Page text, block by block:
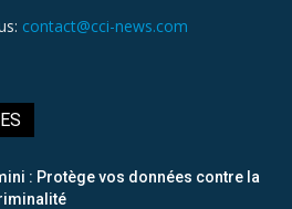
contact@cci-news.com
: Protège vos données contre la